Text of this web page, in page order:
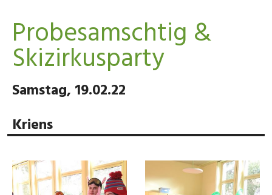
Probesamschtig &
Skizirkusparty
Samstag, 19.02.22
Kriens